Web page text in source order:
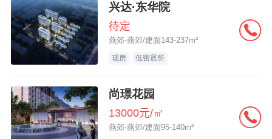
兴达·东华院
待定
燕郊-燕郊/建面143-237m²
现房 低密居所
尚璟花园
13000元/㎡
燕郊-燕郊/建面95-140m²